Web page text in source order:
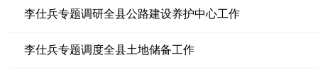
李仕兵专题调研全县公路建设养护中心工作
李仕兵专题调度全县土地储备工作